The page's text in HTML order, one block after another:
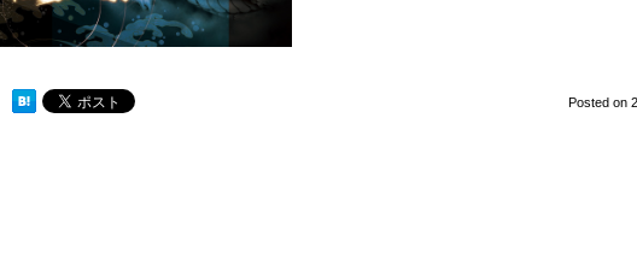
Posted on